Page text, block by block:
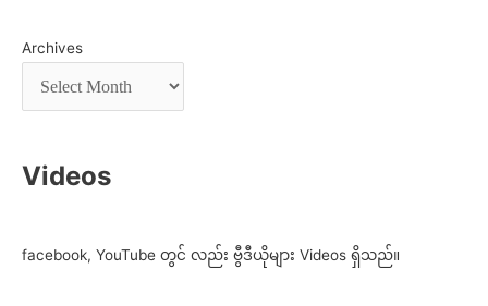
Archives
Videos
facebook, YouTube တွင် လည်း ဗွီဒီယိုများ Videos ရှိသည်။